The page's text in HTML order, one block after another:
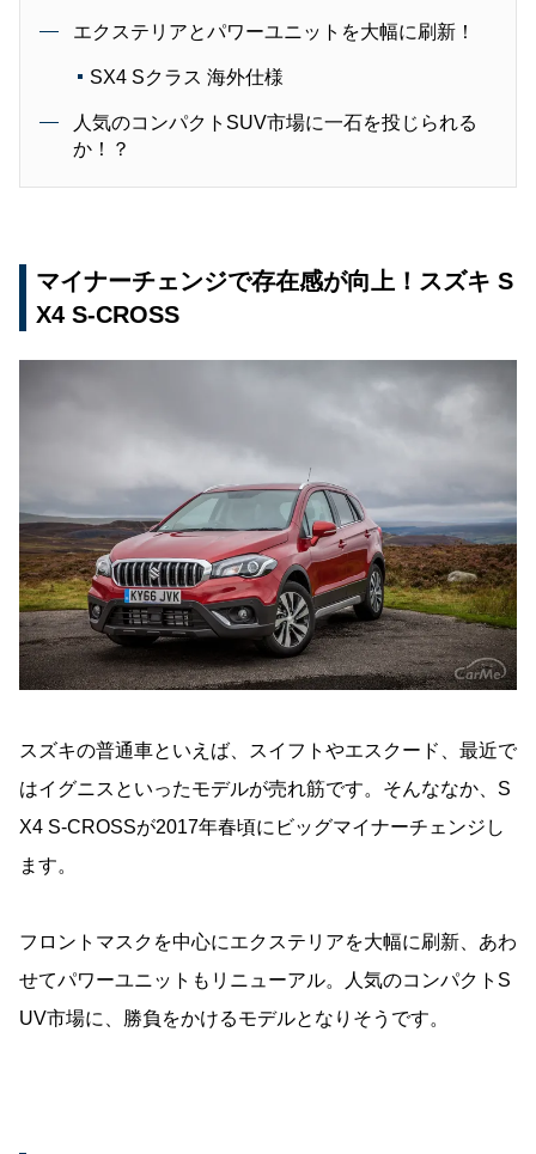
エクステリアとパワーユニットを大幅に刷新！
SX4 Sクラス 海外仕様
人気のコンパクトSUV市場に一石を投じられる
か！？
マイナーチェンジで存在感が向上！スズキ S
X4 S-CROSS
スズキの普通車といえば、スイフトやエスクード、最近で
はイグニスといったモデルが売れ筋です。そんななか、S
X4 S-CROSSが2017年春頃にビッグマイナーチェンジし
ます。
フロントマスクを中心にエクステリアを大幅に刷新、あわ
せてパワーユニットもリニューアル。人気のコンパクトS
UV市場に、勝負をかけるモデルとなりそうです。